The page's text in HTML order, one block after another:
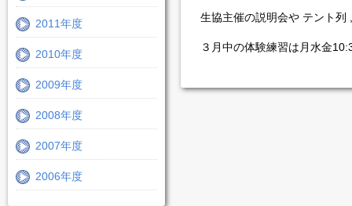
2011年度
2010年度
2009年度
2008年度
2007年度
2006年度
生協主催の説明会や テント列
３月中の体験練習は月水金